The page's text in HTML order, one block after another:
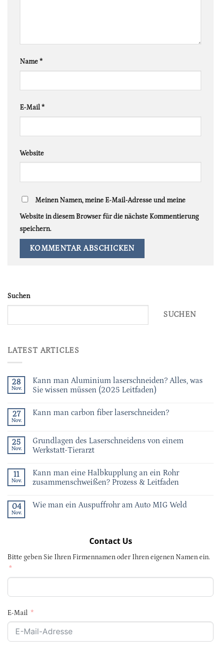
Name*
E-Mail*
Website
Meinen Namen, meine E-Mail-Adresse und meine
Website in diesem Browser für die nächste Kommentierung
speichern.
Suchen
SUCHEN
LATEST ARTICLES
28
Nov.
Kann man Aluminium laserschneiden? Alles, was
Sie wissen müssen (2025 Leitfaden)
27
Nov.
Kann man carbon fiber laserschneiden?
25
Nov.
Grundlagen des Laserschneidens von einem
Werkstatt-Tierarzt
11
Nov.
Kann man eine Halbkupplung an ein Rohr
zusammenschweißen? Prozess & Leitfaden
04
Nov.
Wie man ein Auspuffrohr am Auto MIG Weld
Contact Us
Bitte geben Sie Ihren Firmennamen oder Ihren eigenen Namen ein.
E-Mail